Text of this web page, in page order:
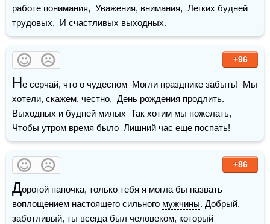
работе понимания,  Уважения, внимания,  Легких будней
трудовых,  И счастливых выходных.
+96
Не серчай, что о чудесном  Могли празднике забыть!  Мы
хотели, скажем, честно, День рождения продлить.
Выходных и будней милых  Так хотим мы пожелать,
Чтобы утром время было  Лишний час еще поспать!
+86
Дорогой папочка, только тебя я могла бы назвать
воплощением настоящего сильного мужчины. Добрый,
заботливый, ты всегда был человеком, который